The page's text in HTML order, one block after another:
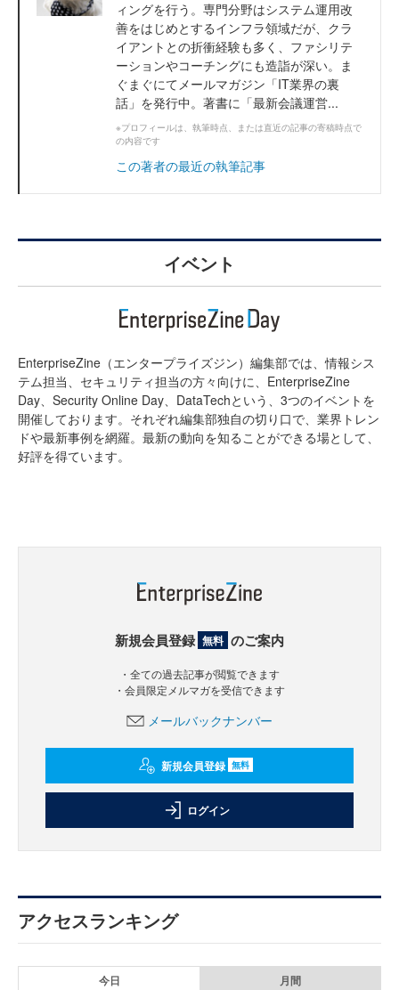
ィングを行う。専門分野はシステム運用改
善をはじめとするインフラ領域だが、クラ
イアントとの折衝経験も多く、ファシリテ
ーションやコーチングにも造詣が深い。ま
ぐまぐにてメールマガジン「IT業界の裏
話」を発行中。著書に「最新会議運営...
※プロフィールは、執筆時点、または直近の記事の寄稿時点で
の内容です
この著者の最近の執筆記事
イベント
EnterpriseZine（エンタープライズジン）編集部では、情報シス
テム担当、セキュリティ担当の方々向けに、EnterpriseZine
Day、Security Online Day、DataTechという、3つのイベントを
開催しております。それぞれ編集部独自の切り口で、業界トレン
ドや最新事例を網羅。最新の動向を知ることができる場として、
好評を得ています。
新規会員登録 無料 のご案内
・全ての過去記事が閲覧できます
・会員限定メルマガを受信できます
メールバックナンバー
新規会員登録 無料
ログイン
アクセスランキング
今日 月間